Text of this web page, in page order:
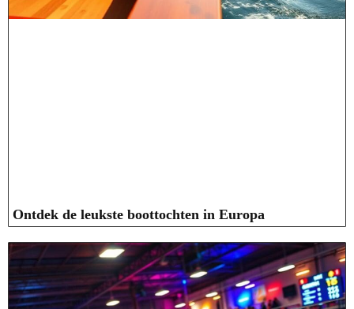
Ontdek de leukste boottochten in Europa